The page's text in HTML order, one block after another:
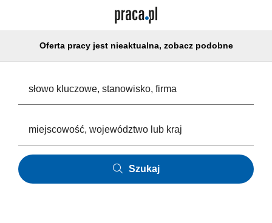
Oferta pracy jest nieaktualna, zobacz podobne
Szukaj